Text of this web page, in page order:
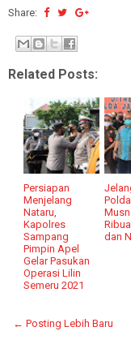
Share:
Related Posts:
Persiapan
Menjelang
Nataru,
Kapolres
Sampang
Pimpin Apel
Gelar Pasukan
Operasi Lilin
Semeru 2021
dan
← Posting Lebih Baru